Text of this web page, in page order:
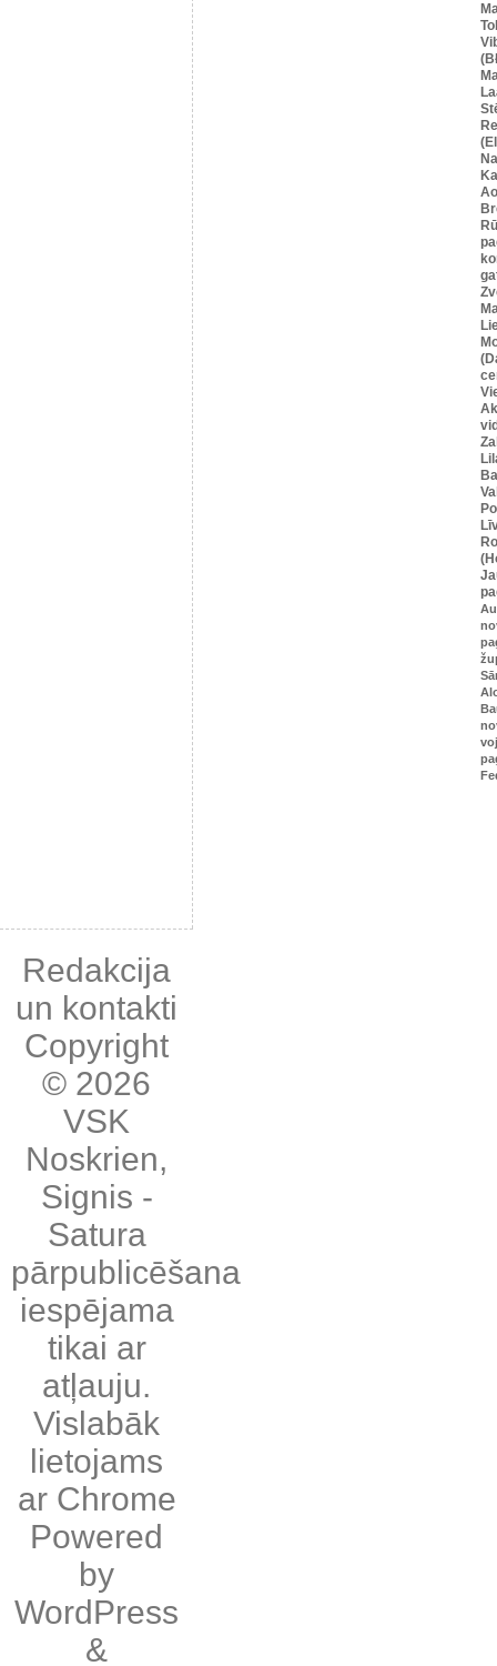
Redakcija
un kontakti
Copyright
© 2026
VSK
Noskrien,
Signis -
Satura
pārpublicēšana
iespējama
tikai ar
atļauju.
Vislabāk
lietojams
ar Chrome
Powered
by
WordPress
&